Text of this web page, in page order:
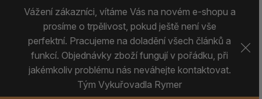
Vážení zákazníci, vítáme Vás na novém e-shopu a
prosíme o trpělivost, pokud ještě není vše
perfektní. Pracujeme na doladění všech článků a
funkcí. Objednávky zboží fungují v pořádku, při
jakémkoliv problému nás neváhejte kontaktovat.
Tým Vykuřovadla Rymer